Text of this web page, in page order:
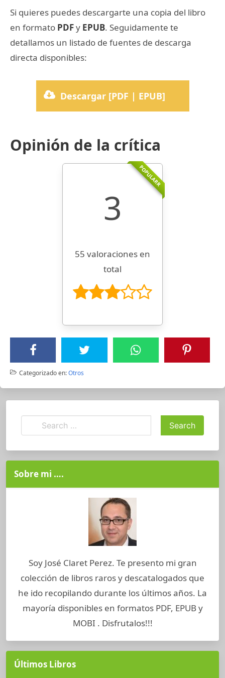
Si quieres puedes descargarte una copia del libro
en formato PDFy EPUB. Seguidamente te
detallamos un listado de fuentes de descarga
directa disponibles:
Descargar [PDF | EPUB]
Opinión de la crítica
POPULARR
3
55 valoraciones en
total
Categorizado en:Otros
Sobre mi ….
Soy José Claret Perez. Te presento mi gran
colección de libros raros y descatalogados que
he ido recopilando durante los últimos años. La
mayoría disponibles en formatos PDF, EPUB y
MOBI . Disfrutalos!!!
Últimos Libros